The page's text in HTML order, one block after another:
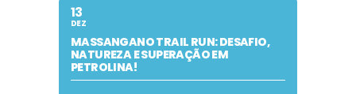
13
DEZ
MASSANGANO TRAIL RUN: DESAFIO,
NATUREZA E SUPERAÇÃO EM
PETROLINA!